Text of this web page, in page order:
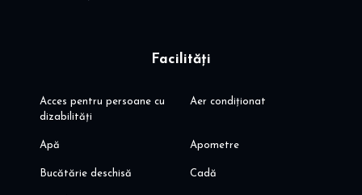
Facilități
Acces pentru persoane cu
dizabilități
Aer condiționat
Apă Apometre
Bucătărie deschisă Cadă